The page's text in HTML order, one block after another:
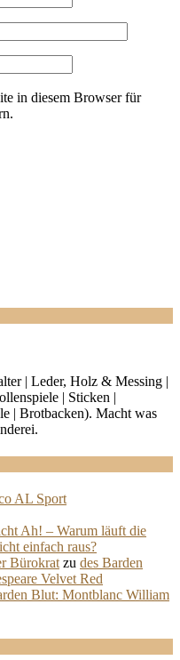
in diesem Browser für
| Leder, Holz & Messing |
| Sticken |
| Brotbacken). Macht was
AL Sport
Ah! – Warum läuft die
einfach raus?
Bürokrat zu des Barden
Velvet Red
Blut: Montblanc William